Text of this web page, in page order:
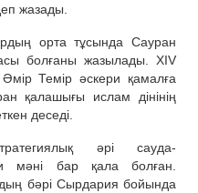
жазады.
орта тұсында Сауран
болғаны жазылады. XIV
Темір әскери қамалға
қалашығы ислам дінінің
деседі.
әрі сауда-
мәні бар қала болған.
бәрі Сырдария бойында